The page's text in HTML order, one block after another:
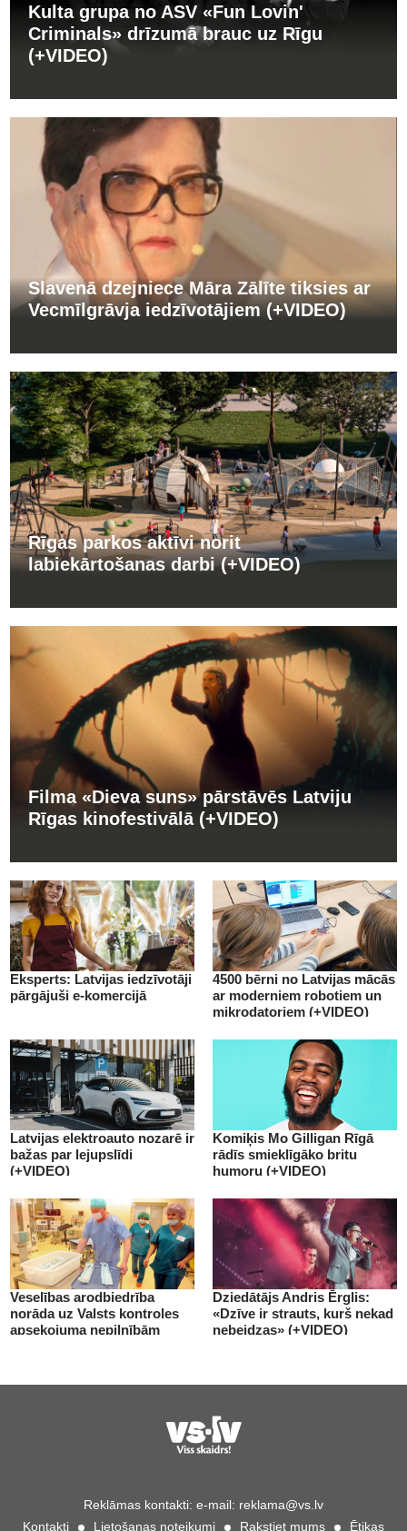
Kulta grupa no ASV «Fun Lovin'
Criminals» drīzumā brauc uz Rīgu
(+VIDEO)
Slavenā dzejniece Māra Zālīte tiksies ar
Vecmīlgrāvja iedzīvotājiem (+VIDEO)
Rīgas parkos aktīvi norit
labiekārtošanas darbi (+VIDEO)
Filma «Dieva suns» pārstāvēs Latviju
Rīgas kinofestivālā (+VIDEO)
Eksperts: Latvijas iedzīvotāji
pārgājuši e-komercijā
4500 bērni no Latvijas mācās
ar moderniem robotiem un
mikrodatoriem (+VIDEO)
Latvijas elektroauto nozarē ir
bažas par lejupslīdi
(+VIDEO)
Komiķis Mo Gilligan Rīgā
rādīs smieklīgāko britu
humoru (+VIDEO)
Veselības arodbiedrība
norāda uz Valsts kontroles
apsekojuma nepilnībām
Dziedātājs Andris Ērglis:
«Dzīve ir strauts, kurš nekad
nebeidzas» (+VIDEO)
Reklāmas kontakti: e-mail: reklama@vs.lv
Kontakti
Lietošanas noteikumi Rakstiet mums Ētikas